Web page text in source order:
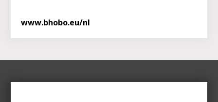
www.bhobo.eu/nl